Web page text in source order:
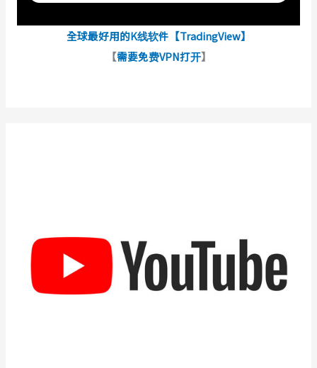
全球最好用的K线软件【TradingView】
【需要免费VPN打开】